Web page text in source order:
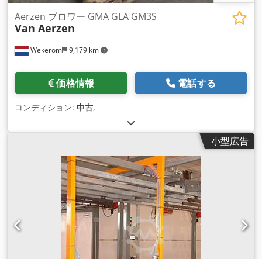
Wekerom 9,179 km
Aerzen ブロワー GMA GLA GM3S
Van Aerzen
価格情報 電話する
コンディション: 中古,
小型広告